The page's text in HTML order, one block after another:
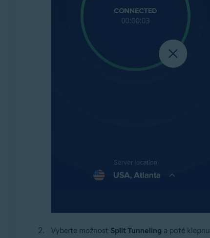
Vyberte možnost Split Tunneling a poté